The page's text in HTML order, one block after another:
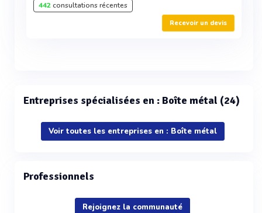
442consultations récentes
Recevoir un devis
Entreprises spécialisées en : Boîte métal (24)
Voir toutes les entreprises en : Boîte métal
Professionnels
Rejoignez la communauté